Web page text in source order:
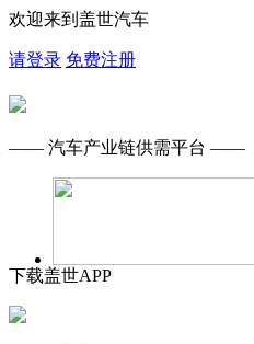
欢迎来到盖世汽车
请登录 免费注册
—— 汽车产业链供需平台 ——
下载盖世APP